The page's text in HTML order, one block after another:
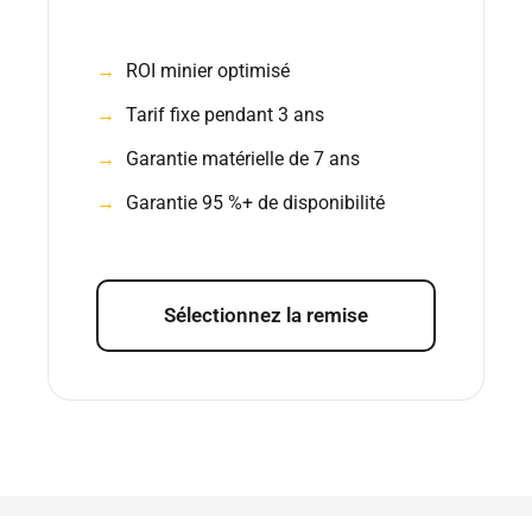
ROI minier optimisé
Tarif fixe pendant 3 ans
Garantie matérielle de 7 ans
Garantie 95 %+ de disponibilité
Sélectionnez la remise